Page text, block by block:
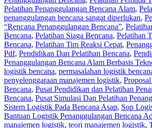
Pelatihan Penanggulangan Bencana Alam,
penanggulangan bencana sangat diperlukan,
“Rencana Penanggulangan Bencana”,
Bencana, Pelatihan Siaga Bencana, Pelatihan
Bencana, Pelatihan Tim Reaksi Cepat,
Pdf, Pendidikan Dan Pelatihan Bencana,
Penanggulangan Bencana Alam Berbasis
logistik bencana, permasalahan logistik
penyelenggaraan manajemen logistik,
Bencana, Pusat Pendidikan dan Pelatihan
Bencana, Pusat Simulasi Dan Pelatihan
Sistem Logistik Pada Bencana Asap, Sop
Bantuan Logistik Penanggulangan Bencana
manajemen logistik, teori manajemen logistik,